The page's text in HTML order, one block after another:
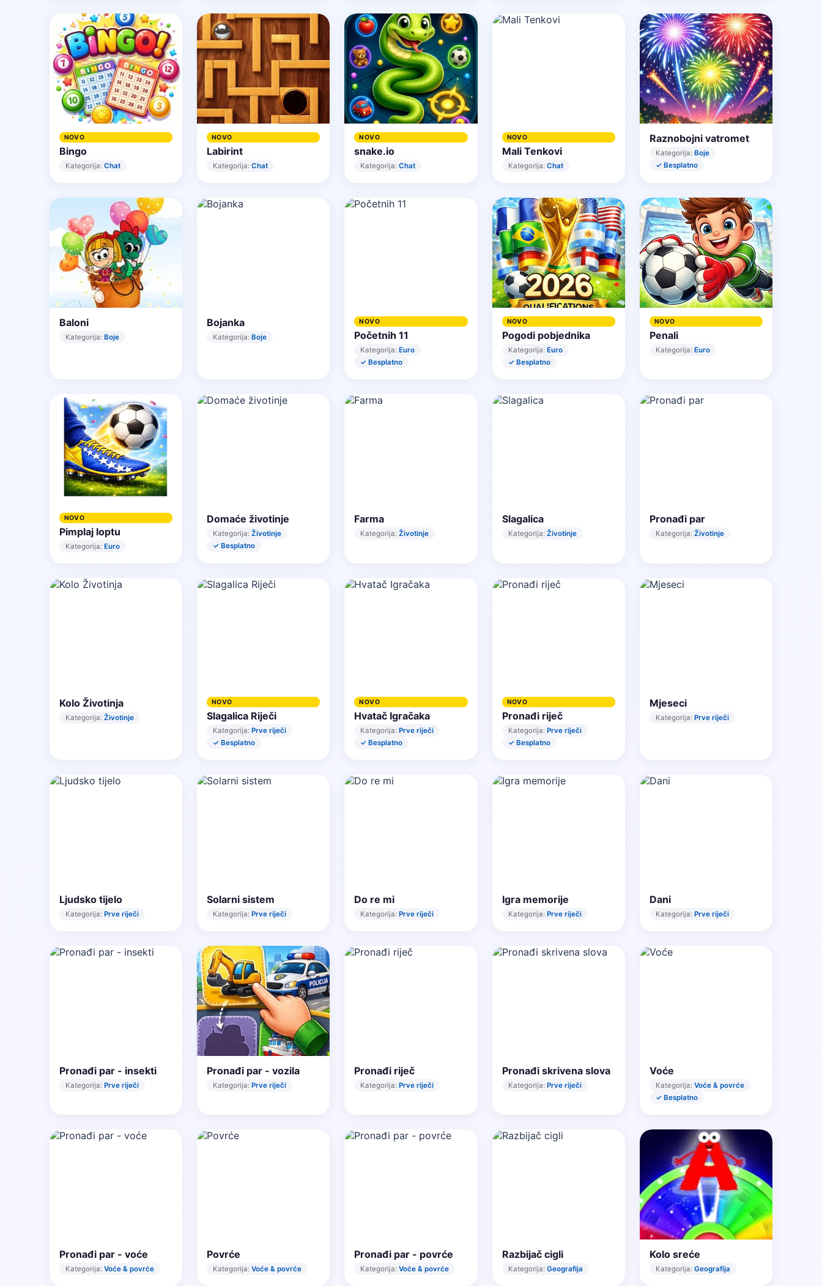
NOVO
Bingo
Kategorija: Chat
NOVO
Labirint
Kategorija: Chat
NOVO
snake.io
Kategorija:Chat
NOVO
Mali Tenkovi
Kategorija: Chat
Raznobojni vatromet
Kategorija: Boje
✓ Besplatno
Baloni
Kategorija: Boje
Bojanka
Kategorija: Boje
NOVO
Početnih 11
Kategorija:Euro
✓ Besplatno
NOVO
Pogodi pobjednika
Kategorija: Euro
✓ Besplatno
NOVO
Penali
Kategorija: Euro
NOVO
Pimplaj loptu
Kategorija: Euro
Domaće životinje
Kategorija: Životinje
✓ Besplatno
Farma
Kategorija:Životinje
Slagalica
Kategorija: Životinje
Pronađi par
Kategorija: Životinje
Kolo Životinja
Kategorija: Životinje
NOVO
Slagalica Riječi
Kategorija: Prve riječi
✓ Besplatno
NOVO
Hvatač Igračaka
Kategorija:Prve riječi
✓ Besplatno
NOVO
Pronađi riječ
Kategorija: Prve riječi
✓ Besplatno
Mjeseci
Kategorija: Prve riječi
Ljudsko tijelo
Kategorija: Prve riječi
Solarni sistem
Kategorija: Prve riječi
Do re mi
Kategorija:Prve riječi
Igra memorije
Kategorija: Prve riječi
Dani
Kategorija: Prve riječi
Pronađi par - insekti
Kategorija: Prve riječi
Pronađi par - vozila
Kategorija: Prve riječi
Pronađi riječ
Kategorija:Prve riječi
Pronađi skrivena slova
Kategorija: Prve riječi
Voće
Kategorija: Voće & povrće
✓ Besplatno
Pronađi par - voće
Kategorija: Voće & povrće
Povrće
Kategorija: Voće & povrće
Pronađi par - povrće
Kategorija:Voće & povrće
Razbijač cigli
Kategorija: Geografija
Kolo sreće
Kategorija: Geografija